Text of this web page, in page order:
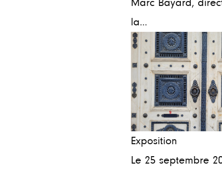
Marc Bayard,
la...
Exposition
Le 25 septembre